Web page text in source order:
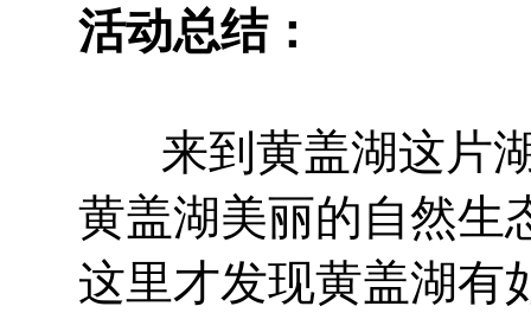
活动总结：
来到黄盖湖这片湖
黄盖湖美丽的自然生
这里才发现黄盖湖有